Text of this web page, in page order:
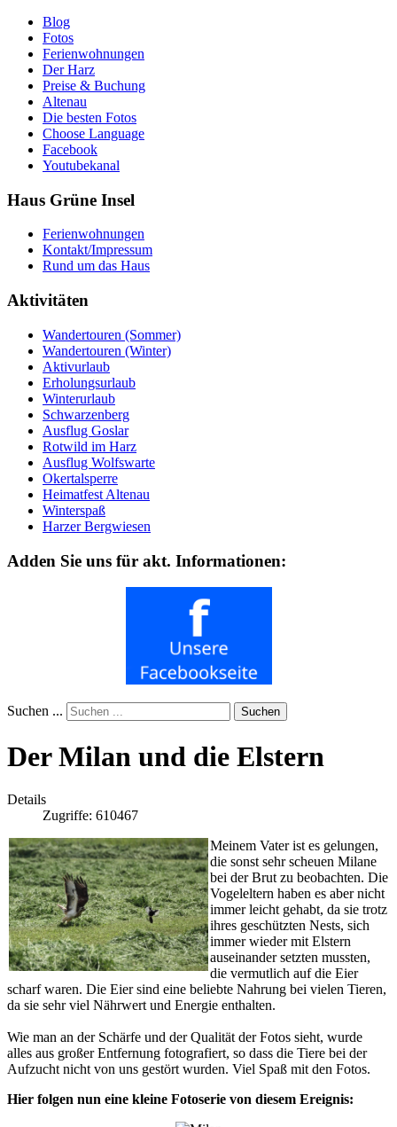
Blog
Fotos
Ferienwohnungen
Der Harz
Preise & Buchung
Altenau
Die besten Fotos
Choose Language
Facebook
Youtubekanal
Haus Grüne Insel
Ferienwohnungen
Kontakt/Impressum
Rund um das Haus
Aktivitäten
Wandertouren (Sommer)
Wandertouren (Winter)
Aktivurlaub
Erholungsurlaub
Winterurlaub
Schwarzenberg
Ausflug Goslar
Rotwild im Harz
Ausflug Wolfswarte
Okertalsperre
Heimatfest Altenau
Winterspaß
Harzer Bergwiesen
Adden Sie uns für akt. Informationen:
Suchen ... Suchen
Der Milan und die Elstern
Details
Zugriffe: 610467
Meinem Vater ist es gelungen,
die sonst sehr scheuen Milane
bei der Brut zu beobachten. Die
Vogeleltern haben es aber nicht
immer leicht gehabt, da sie trotz
ihres geschützten Nests, sich
immer wieder mit Elstern
auseinander setzten mussten,
die vermutlich auf die Eier
scharf waren. Die Eier sind eine beliebte Nahrung bei vielen Tieren,
da sie sehr viel Nährwert und Energie enthalten.
Wie man an der Schärfe und der Qualität der Fotos sieht, wurde
alles aus großer Entfernung fotografiert, so dass die Tiere bei der
Aufzucht nicht von uns gestört wurden. Viel Spaß mit den Fotos.
Hier folgen nun eine kleine Fotoserie von diesem Ereignis: